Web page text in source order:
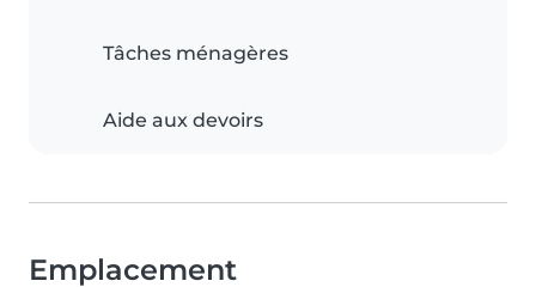
Tâches ménagères
Aide aux devoirs
Emplacement